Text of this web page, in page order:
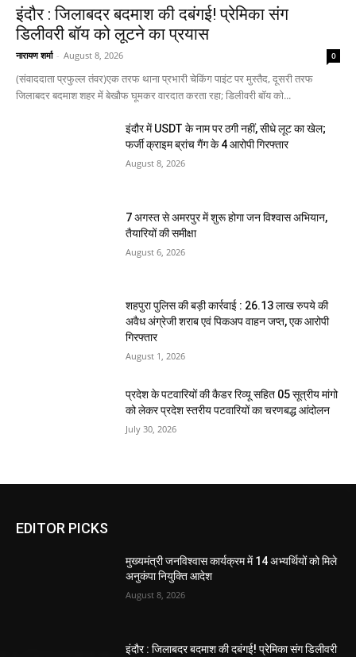
इंदौर : जिलाबदर बदमाश की दबंगई! प्रेमिका संग
डिलीवरी बॉय को लूटने का प्रयास
नारायण शर्मा - August 8, 2026 0
(संवाददाता प्रफुल्ल तंवर)एक तरफ थाना प्रभारी चेकिंग पाइंट पर मुस्तैद, दूसरी तरफ
जिलाबदर बदमाश शहर में बेखौफ घूमकर वारदात करता रहा; डिलीवरी बॉय को...
इंदौर में USDT के नाम पर ठगी नहीं, सीधे लूट का खेल;
फर्जी क्राइम ब्रांच गैंग के 4 आरोपी गिरफ्तार
August 8, 2026
7 अगस्त से अमरपुर में शुरू होगा जन विश्वास अभियान,
तैयारियों की समीक्षा
August 6, 2026
शहपुरा पुलिस की बड़ी कार्रवाई : 26.13 लाख रुपये की
अवैध अंग्रेजी शराब एवं पिकअप वाहन जप्त, एक आरोपी
गिरफ्तार
August 1, 2026
प्रदेश के पटवारियों की कैडर रिव्यू सहित 05 सूत्रीय मांगो
को लेकर प्रदेश स्तरीय पटवारियों का चरणबद्ध आंदोलन
July 30, 2026
EDITOR PICKS
मुख्यमंत्री जनविश्वास कार्यक्रम में 14 अभ्यर्थियों को मिले
अनुकंपा नियुक्ति आदेश
August 8, 2026
इंदौर : जिलाबदर बदमाश की दबंगई! प्रेमिका संग डिलीवरी